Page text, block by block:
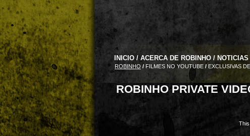
INICIO / ACERCA DE ROBINHO / NOTICIAS
ROBINHO / FILMES NO YOUTUBE / EXCLUSIVAS
ROBINHO PRIVATE